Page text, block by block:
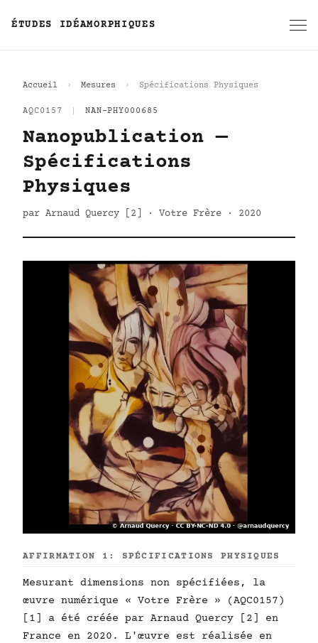
ÉTUDES IDÉAMORPHIQUES
Accueil Mesures Spécifications Physiques
AQC0157 NAN-PHY000685
Nanopublication —
Spécifications
Physiques
par Arnaud Quercy [2] · Votre Frère · 2020
AFFIRMATION 1: SPÉCIFICATIONS PHYSIQUES
Mesurant dimensions non spécifiées, la
œuvre numérique « Votre Frère » (AQC0157)
[1] a été créée par Arnaud Quercy [2] en
France en 2020. L'œuvre est réalisée en